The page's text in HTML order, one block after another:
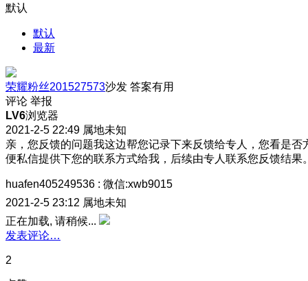
默认
默认
最新
荣耀粉丝201527573沙发 答案有用
评论 举报
LV6浏览器
2021-2-5 22:49 属地未知
亲，您反馈的问题我这边帮您记录下来反馈给专人，您看是否
便私信提供下您的联系方式给我，后续由专人联系您反馈结果
huafen405249536 : 微信:xwb9015
2021-2-5 23:12 属地未知
正在加载, 请稍候...
发表评论…
2